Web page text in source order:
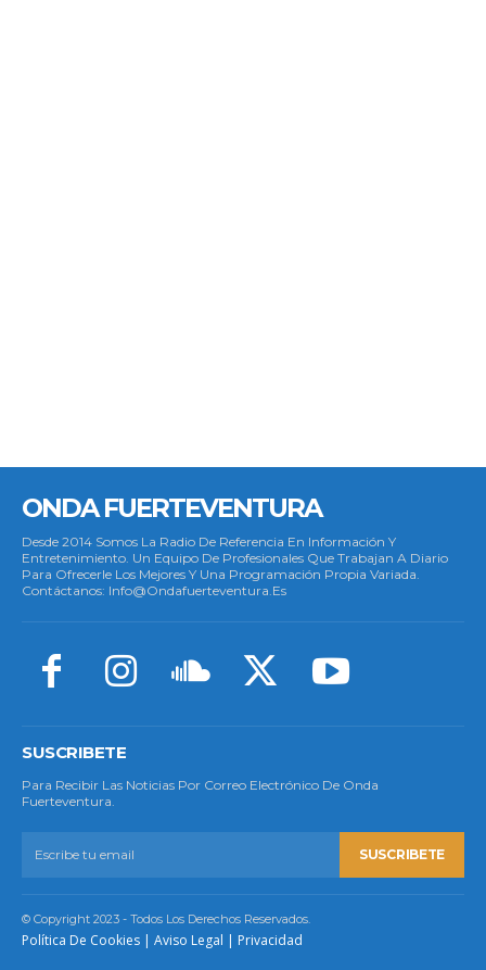
ONDA FUERTEVENTURA
Desde 2014 Somos La Radio De Referencia En Información Y
Entretenimiento. Un Equipo De Profesionales Que Trabajan A Diario
Para Ofrecerle Los Mejores Y Una Programación Propia Variada.
Contáctanos: Info@ondafuerteventura.es
SUSCRIBETE
Para Recibir Las Noticias Por Correo Electrónico De Onda
Fuerteventura.
SUSCRIBETE
© Copyright 2023 - Todos Los Derechos Reservados.
Política De Cookies | Aviso Legal | Privacidad